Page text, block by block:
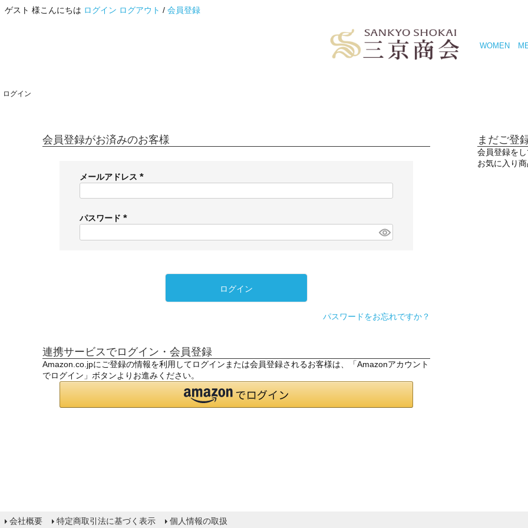
ゲスト 様こんにちは ログイン ログアウト / 会員登録
WOMEN
ログイン
会員登録がお済みのお客様
メールアドレス
必
)
パスワード
必
ログイン
パスワードをお忘れですか？
連携サービスでログイン・会員登録
Amazon.co.jpにご登録の情報を利用してログインまたは会員登録されるお客様は、「Amazonアカウント
でログイン」ボタンよりお進みください。
まだご登
会員登録を
お気に入り
会社概要 特定商取引法に基づく表示 個人情報の取扱